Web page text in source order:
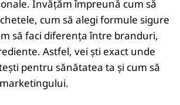
Învățăm împreună cum să
cum să alegi formule sigure
să faci diferența între branduri,
Astfel, vei ști exact unde
pentru sănătatea ta și cum să